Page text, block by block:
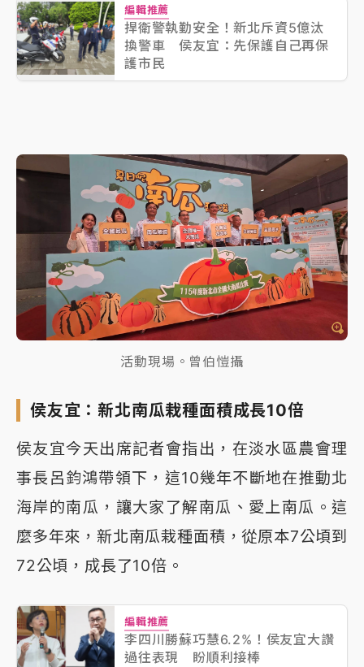
編輯推薦
捍衛警執勤安全！新北斥資5億汰
換警車 侯友宜：先保護自己再保
護市民
活動現場。曾伯愷攝
侯友宜：新北南瓜栽種面積成長10倍
侯友宜今天出席記者會指出，在淡水區農會理
事長呂鈞鴻帶領下，這10幾年不斷地在推動北
海岸的南瓜，讓大家了解南瓜、愛上南瓜。這
麼多年來，新北南瓜栽種面積，從原本7公頃到
72公頃，成長了10倍。
編輯推薦
李四川勝蘇巧慧6.2%！侯友宜大讚
過往表現 盼順利接棒